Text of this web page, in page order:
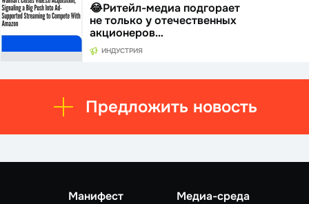
😂Ритейл-медиа подгорает
не только у отечественных
акционеров…
ИНДУСТРИЯ
Предложить новость
Манифест Медиа-среда